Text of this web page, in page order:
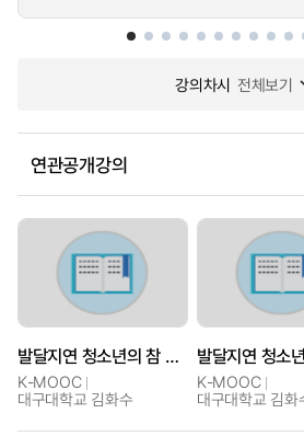
강의차시 전체보기
연관공개강의
발달지연 청소년의 참 세상살이를 위한 의사소통(2): 학업과 학교생활에 관한 기술
K-MOOC
대구대학교 김화수
K-MOOC
대구대학교 김화